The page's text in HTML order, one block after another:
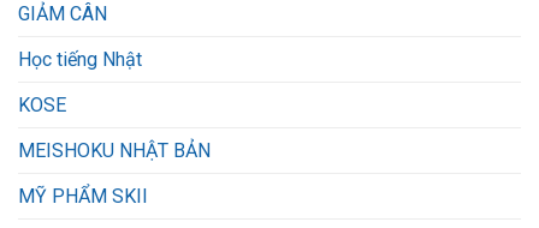
GIẢM CÂN
Học tiếng Nhật
KOSE
MEISHOKU NHẬT BẢN
MỸ PHẨM SKII